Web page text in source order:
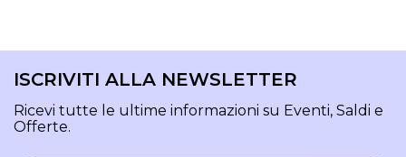
ISCRIVITI ALLA NEWSLETTER
Ricevi tutte le ultime informazioni su Eventi, Saldi e
Offerte.